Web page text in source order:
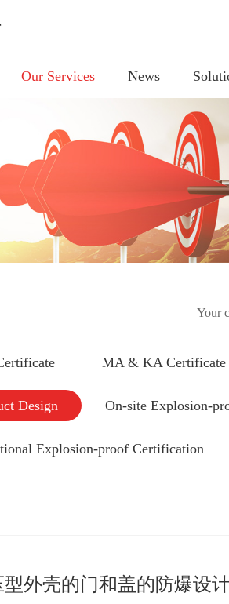
Our Services News
Your
MA & KA Certificate
Design On-site Explosion-
Explosion-proof Certification
型外壳的门和盖的防爆设